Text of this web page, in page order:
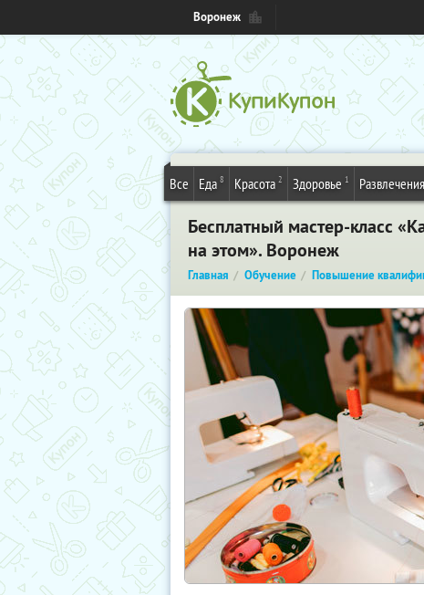
Воронеж
Все Еда 8 Красота 2 Здоровье 1 Развлечения
Бесплатный мастер-класс
на этом». Воронеж
Главная Обучение Повышение